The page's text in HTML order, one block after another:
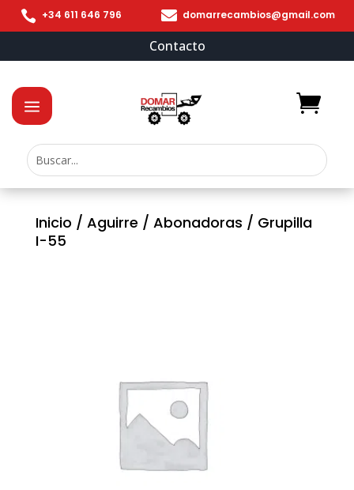
 +34 611 646 796  domarrecambios@gmail.com
Contacto
Inicio / Aguirre / Abonadoras / Grupilla
I-55